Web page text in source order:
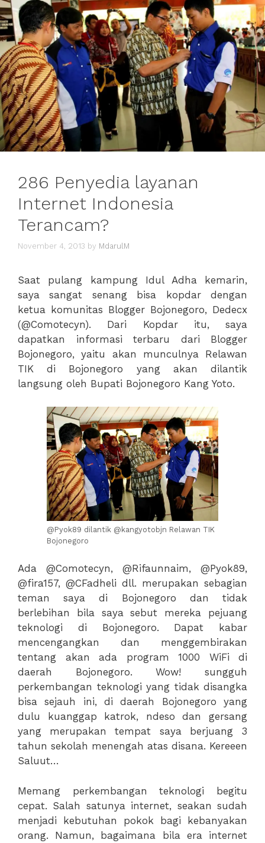
286 Penyedia layanan
Internet Indonesia
Terancam?
November 4, 2013 by MdarulM
Saat pulang kampung Idul Adha kemarin,
saya sangat senang bisa kopdar dengan
ketua komunitas Blogger Bojonegoro, Dedecx
(@Comotecyn). Dari Kopdar itu, saya
dapatkan informasi terbaru dari Blogger
Bojonegoro, yaitu akan munculnya Relawan
TIK di Bojonegoro yang akan dilantik
langsung oleh Bupati Bojonegoro Kang Yoto.
@Pyok89 dilantik @kangyotobjn Relawan TIK
Bojonegoro
Ada @Comotecyn, @Rifaunnaim, @Pyok89,
@fira157, @CFadheli dll. merupakan sebagian
teman saya di Bojonegoro dan tidak
berlebihan bila saya sebut mereka pejuang
teknologi di Bojonegoro. Dapat kabar
mencengangkan dan menggembirakan
tentang akan ada program 1000 WiFi di
daerah Bojonegoro. Wow! sungguh
perkembangan teknologi yang tidak disangka
bisa sejauh ini, di daerah Bojonegoro yang
dulu kuanggap katrok, ndeso dan gersang
yang merupakan tempat saya berjuang 3
tahun sekolah menengah atas disana. Kereeen
Saluut…
Memang perkembangan teknologi begitu
cepat. Salah satunya internet, seakan sudah
menjadi kebutuhan pokok bagi kebanyakan
orang. Namun, bagaimana bila era internet